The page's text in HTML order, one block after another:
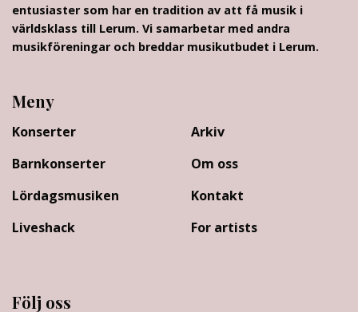
entusiaster som har en tradition av att få musik i
världsklass till Lerum. Vi samarbetar med andra
musikföreningar och breddar musikutbudet i Lerum.
Meny
Konserter
Barnkonserter
Lördagsmusiken
Liveshack
Arkiv
Om oss
Kontakt
For artists
Följ oss